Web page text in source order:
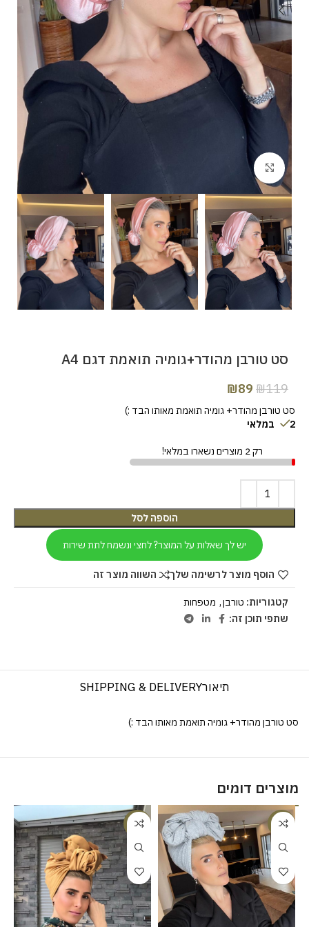
Click to enlarge
סט טורבן מהודר+גומיה תואמת דגם A4
₪119
₪89
סט טורבן מהודר+ גומיה תואמת מאותו הבד :)
2 במלאי
רק 2 מוצרים נשארו במלאי!
הוספה לסל
יש לך שאלות על המוצר? לחצי ונשמח לתת שירות
הוסף מוצר לרשימה שלך השווה מוצר זה
קטגוריות: טורבן, מטפחות
שתפי תוכן זה:
תיאורSHIPPING & DELIVERY
סט טורבן מהודר+ גומיה תואמת מאותו הבד :)
מוצרים דומים
-20%
-20%